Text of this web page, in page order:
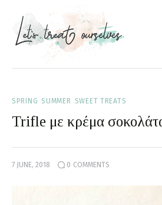
Services
SPRING SUMMER SWEET TREATS
Trifle με κρέμα
7 JUNE, 2018 0 COMMENTS